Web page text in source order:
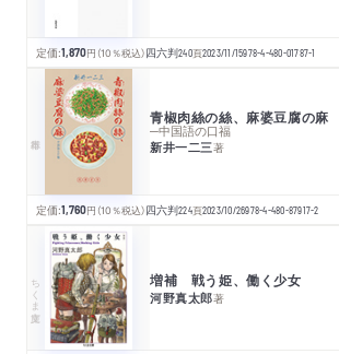
定価:1,870円 （10％税込）四六判240頁2023/11/15978-4-480-01787-1
青椒肉絲の絲、麻婆豆腐の麻
─中国語の口福
新井一二三著
定価:1,760円 （10％税込）四六判224頁2023/10/26978-4-480-87917-2
ちくま文庫 増補 戦う姫、働く少女
河野真太郎著